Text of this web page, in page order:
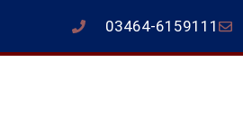
03464-6159111